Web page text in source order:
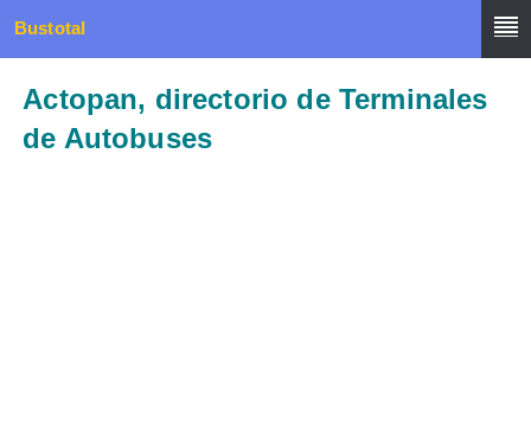
Bustotal
Actopan, directorio de Terminales
de Autobuses